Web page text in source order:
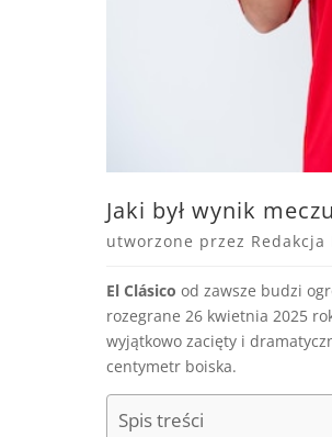
Jaki był wynik
utworzone przez Redakcja
El Clásico od zawsze budzi
rozegrane 26 kwietnia 2025
wyjątkowo zacięty i
centymetr boiska.
Spis treści